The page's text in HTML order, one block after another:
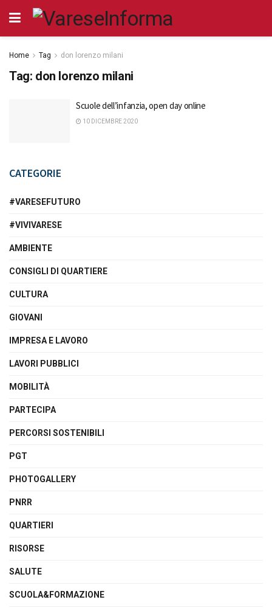
Home Tag don lorenzo milani
Tag: don lorenzo milani
Scuole dell’infanzia, open day online
10 DICEMBRE 2020
CATEGORIE
#VARESEFUTURO
#VIVIVARESE
AMBIENTE
CONSIGLI DI QUARTIERE
CULTURA
GIOVANI
IMPRESA E LAVORO
LAVORI PUBBLICI
MOBILITÀ
PARTECIPA
PERCORSI SOSTENIBILI
PGT
PHOTOGALLERY
PNRR
QUARTIERI
RISORSE
SALUTE
SCUOLA&FORMAZIONE